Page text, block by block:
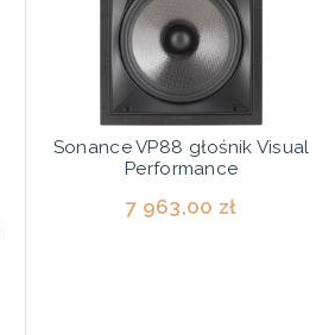
Sonance VP88 głośnik Visual
Performance
7 963,00 zł